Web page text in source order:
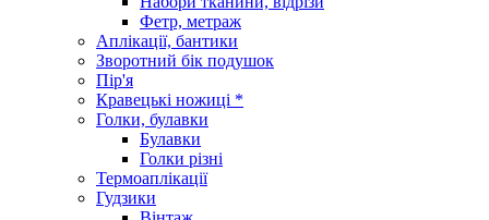
Фетр, метраж
Аплікації, бантики
Зворотний бік подушок
Пір'я
Кравецькі ножиці *
Голки, булавки
Булавки
Голки різні
Термоаплікації
Гудзики